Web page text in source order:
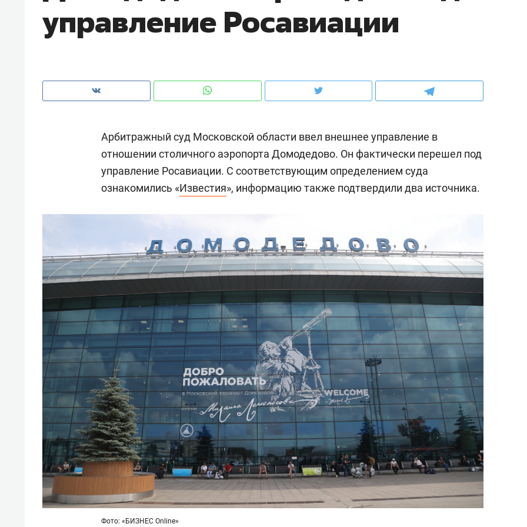
управление Росавиации
Арбитражный суд Московской области ввел внешнее управление в
отношении столичного аэропорта Домодедово. Он фактически перешел под
управление Росавиации. С соответствующим определением суда
ознакомились «Известия», информацию также подтвердили два источника.
Фото: «БИЗНЕС Online»
налогах и развитии без кредитов
Рекомендуем
ниндзя-зал: как ТРЦ «Франт»
стал Меккой для любителей
спорта
«Директорский невроз» –
когда человек не считает
свою сверхнагрузку
Наседкина: «Ремонт
с мебелью за 2
для меня это